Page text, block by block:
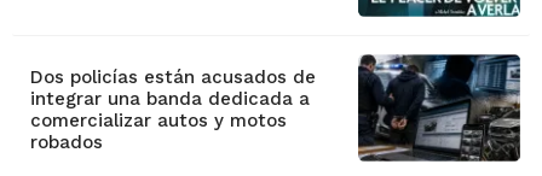
Dos policías están acusados de
integrar una banda dedicada a
comercializar autos y motos
robados